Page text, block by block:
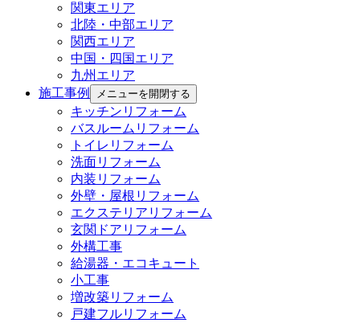
関東エリア
北陸・中部エリア
関西エリア
中国・四国エリア
九州エリア
施工事例
メニューを開閉する
キッチンリフォーム
バスルームリフォーム
トイレリフォーム
洗面リフォーム
内装リフォーム
外壁・屋根リフォーム
エクステリアリフォーム
玄関ドアリフォーム
外構工事
給湯器・エコキュート
小工事
増改築リフォーム
戸建フルリフォーム